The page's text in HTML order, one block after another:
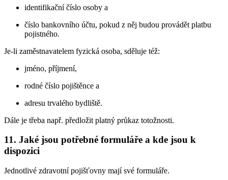
identifikační číslo osoby a
číslo bankovního účtu, pokud z něj budou provádět platbu
pojistného.
Je-li zaměstnavatelem fyzická osoba, sděluje též:
jméno, příjmení,
rodné číslo pojištěnce a
adresu trvalého bydliště.
Dále je třeba např. předložit platný průkaz totožnosti.
11. Jaké jsou potřebné formuláře a kde jsou k
dispozici
Jednotlivé zdravotní pojišťovny mají své formuláře.